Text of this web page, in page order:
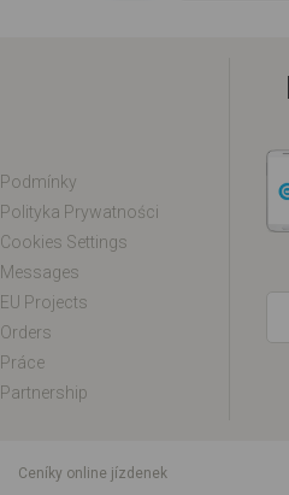
Podmínky
Polityka Prywatności
Cookies Settings
Messages
EU Projects
Orders
Práce
Partnership
Ceníky online jízdenek